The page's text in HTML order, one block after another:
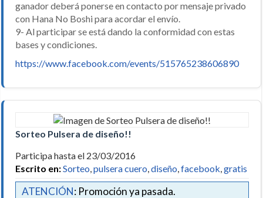
ganador deberá ponerse en contacto por mensaje privado
con Hana No Boshi para acordar el envío.
9- Al participar se está dando la conformidad con estas
bases y condiciones.
https://www.facebook.com/events/515765238606890
Sorteo Pulsera de diseño!!
Participa hasta el 23/03/2016
Escrito en:Sorteo pulsera cuero diseño facebook gratis
ATENCIÓN: Promoción ya pasada.